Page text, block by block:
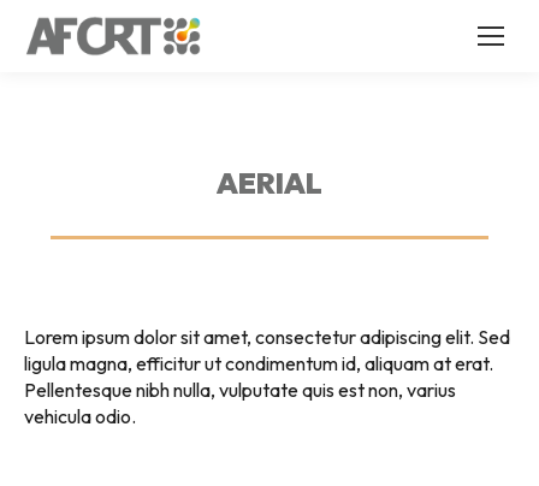
AERIAL
Lorem ipsum dolor sit amet, consectetur adipiscing elit. Sed
ligula magna, efficitur ut condimentum id, aliquam at erat.
Pellentesque nibh nulla, vulputate quis est non, varius
vehicula odio.